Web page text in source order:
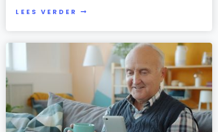
LEES VERDER